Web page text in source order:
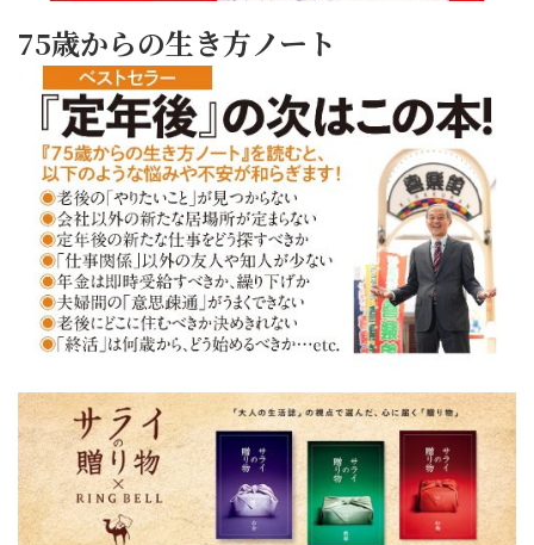
75歳からの生き方ノート